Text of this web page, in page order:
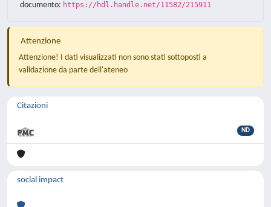
documento: https://hdl.handle.net/11582/215911
Attenzione
Attenzione! I dati visualizzati non sono stati sottoposti a
validazione da parte dell'ateneo
Citazioni
ND
social impact